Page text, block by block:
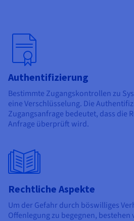
Authentifizierung
Bestimmte Zugangskontrollen zu
eine Verschlüsselung. Die
Zugangsanfrage bedeutet, dass die
Anfrage überprüft wird.
Rechtliche Aspekte
Um der Gefahr durch böswilliges
Offenlegung zu begegnen, bestehen